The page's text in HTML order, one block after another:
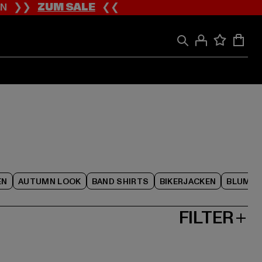
❯❯ZUM SALE❮❮
AUTUMN LOOK BAND SHIRTS BIKERJACKEN
FILTER